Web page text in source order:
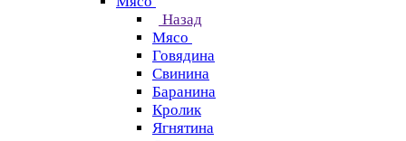
Назад
Мясо
Говядина
Свинина
Баранина
Кролик
Ягнятина